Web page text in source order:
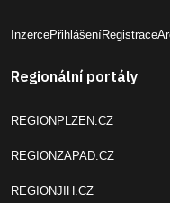
InzercePřihlášeníRegistrace
Regionální portály
REGIONPLZEN.CZ
REGIONZAPAD.CZ
REGIONJIH.CZ